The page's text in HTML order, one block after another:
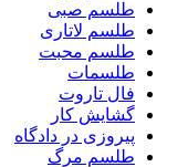
طلسم صبی
طلسم لاتاری
طلسم محبت
طلسمات
فال تاروت
گشایش کار
پیروزی در دادگاه
طلسم مرگ